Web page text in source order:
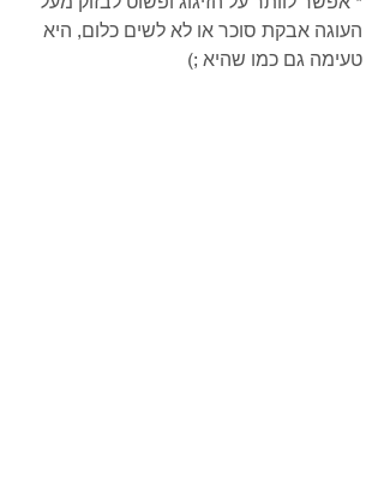
העוגה אבקת סוכר או לא לשים כלום, היא
טעימה גם כמו שהיא ;)